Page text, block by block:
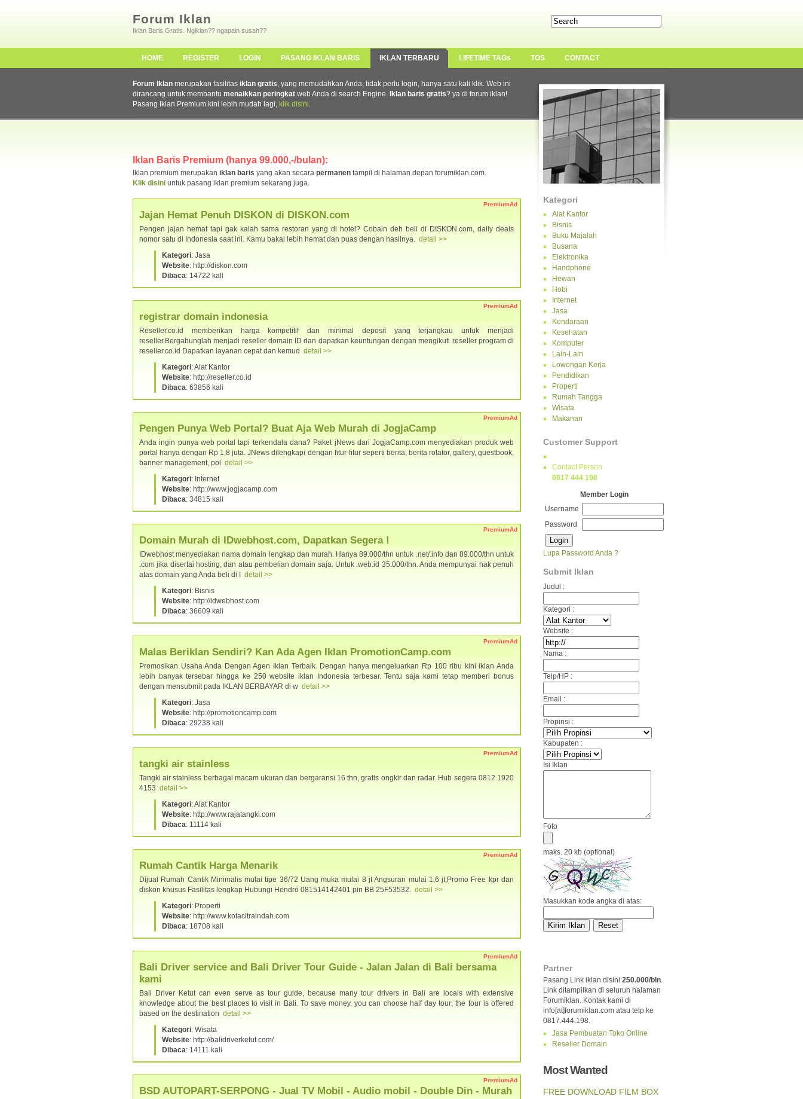
Forum Iklan
Iklan Baris Gratis. Ngiklan?? ngapain susah??
HOME REGISTER LOGIN PASANG IKLAN BARIS IKLAN TERBARU LIFETIME TAGs TOS CONTACT
Kategori
Alat Kantor
Bisnis
Buku Majalah
Busana
Elektronika
Handphone
Hewan
Hobi
Internet
Jasa
Kendaraan
Kesehatan
Komputer
Lain-Lain
Lowongan Kerja
Pendidikan
Properti
Rumah Tangga
Wisata
Makanan
Customer Support
Contact Person
0817 444 198
Member Login
Username
Password
Lupa Password Anda ?
Submit Iklan
Judul :
Kategori :
Website :
Nama :
Telp/HP :
Email :
Propinsi :
Kabupaten :
Isi Iklan
Foto
maks. 20 kb (optional)
Masukkan kode angka di atas:
Partner
Pasang Link iklan disini 250.000/bln.
Link ditampilkan di seluruh halaman
Forumiklan. Kontak kami di
info[at]forumiklan.com atau telp ke
0817.444.198.
Jasa Pembuatan Toko Online
Reseller Domain
Most Wanted
FREE DOWNLOAD FILM BOX
Forum Iklan merupakan fasilitas iklan gratis, yang memudahkan Anda, tidak perlu login, hanya satu kali klik. Web ini
dirancang untuk membantu menaikkan peringkat web Anda di search Engine. Iklan baris gratis? ya di forum iklan!
Pasang Iklan Premium kini lebih mudah lagi, klik disini.
Iklan Baris Premium (hanya 99.000,-/bulan):
Iklan premium merupakan iklan baris yang akan secara permanen tampil di halaman depan forumiklan.com.
Klik disini untuk pasang iklan premium sekarang juga.
PremiumAd
Jajan Hemat Penuh DISKON di DISKON.com
Pengen jajan hemat tapi gak kalah sama restoran yang di hotel? Cobain deh beli di DISKON.com, daily deals
nomor satu di Indonesia saat ini. Kamu bakal lebih hemat dan puas dengan hasilnya. detail >>
Kategori: Jasa
Website: http://diskon.com
Dibaca: 14722 kali
PremiumAd
registrar domain indonesia
Reseller.co.id memberikan harga kompetitif dan minimal deposit yang terjangkau untuk menjadi
reseller.Bergabunglah menjadi reseller domain ID dan dapatkan keuntungan dengan mengikuti reseller program di
reseller.co.id Dapatkan layanan cepat dan kemud detail >>
Kategori: Alat Kantor
Website: http://reseller.co.id
Dibaca: 63856 kali
PremiumAd
Pengen Punya Web Portal? Buat Aja Web Murah di JogjaCamp
Anda ingin punya web portal tapi terkendala dana? Paket jNews dari JogjaCamp.com menyediakan produk web
portal hanya dengan Rp 1,8 juta. JNews dilengkapi dengan fitur-fitur seperti berita, berita rotator, gallery, guestbook,
banner management, pol detail >>
Kategori: Internet
Website: http://www.jogjacamp.com
Dibaca: 34815 kali
PremiumAd
Domain Murah di IDwebhost.com, Dapatkan Segera !
IDwebhost menyediakan nama domain lengkap dan murah. Hanya 89.000/thn untuk .net/.info dan 89.000/thn untuk
.com jika disertai hosting, dan atau pembelian domain saja. Untuk .web.id 35.000/thn. Anda mempunyai hak penuh
atas domain yang Anda beli di I detail >>
Kategori: Bisnis
Website: http://idwebhost.com
Dibaca: 36609 kali
PremiumAd
Malas Beriklan Sendiri? Kan Ada Agen Iklan PromotionCamp.com
Promosikan Usaha Anda Dengan Agen Iklan Terbaik. Dengan hanya mengeluarkan Rp 100 ribu kini iklan Anda
lebih banyak tersebar hingga ke 250 website iklan Indonesia terbesar. Tentu saja kami tetap memberi bonus
dengan mensubmit pada IKLAN BERBAYAR di w detail >>
Kategori: Jasa
Website: http://promotioncamp.com
Dibaca: 29238 kali
PremiumAd
tangki air stainless
Tangki air stainless berbagai macam ukuran dan bergaransi 16 thn, gratis ongkir dan radar. Hub segera 0812 1920
4153 detail >>
Kategori: Alat Kantor
Website: http://www.rajatangki.com
Dibaca: 11114 kali
PremiumAd
Rumah Cantik Harga Menarik
Dijual Rumah Cantik Minimalis mulai tipe 36/72 Uang muka mulai 8 jt Angsuran mulai 1,6 jt,Promo Free kpr dan
diskon khusus Fasilitas lengkap Hubungi Hendro 081514142401 pin BB 25F53532. detail >>
Kategori: Properti
Website: http://www.kotacitraindah.com
Dibaca: 18708 kali
PremiumAd
Bali Driver service and Bali Driver Tour Guide - Jalan Jalan di Bali bersama
kami
Bali Driver Ketut can even serve as tour guide, because many tour drivers in Bali are locals with extensive
knowledge about the best places to visit in Bali. To save money, you can choose half day tour; the tour is offered
based on the destination detail >>
Kategori: Wisata
Website: http://balidriverketut.com/
Dibaca: 14111 kali
PremiumAd
BSD AUTOPART-SERPONG - Jual TV Mobil - Audio mobil - Double Din - Murah